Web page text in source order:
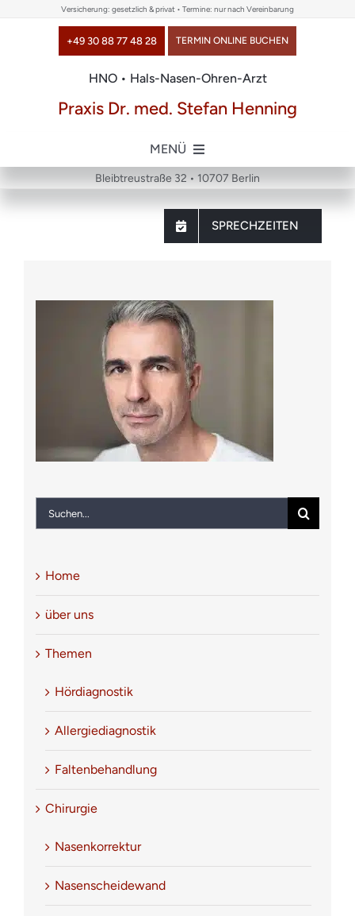
Versicherung: gesetzlich & privat • Termine: nur nach Vereinbarung
HNO • Hals-Nasen-Ohren-Arzt
+49 30 88 77 48 28 TERMIN ONLINE BUCHEN
Praxis Dr. med. Stefan Henning
MENÜ
Home
SPRECHZEITEN
Bleibtreustraße 32 • 10707 Berlin
Suche
nach:
Home
über uns
Themen
Hördiagnostik
Allergiediagnostik
Faltenbehandlung
Chirurgie
Nasenkorrektur
Nasenscheidewand